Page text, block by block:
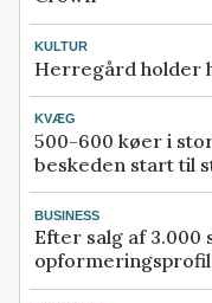
KULTUR
Herregård holder
KVÆG
500-600 køer i
beskeden start til
BUSINESS
Efter salg af 3.000